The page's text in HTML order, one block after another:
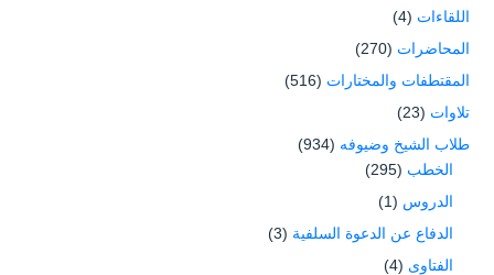
اللقاءات (4)
المحاضرات (270)
المقتطفات والمختارات (516)
تلاوات (23)
طلاب الشيخ وضيوفه (934)
الخطب (295)
الدروس (1)
الدفاع عن الدعوة السلفية (3)
الفتاوى (4)